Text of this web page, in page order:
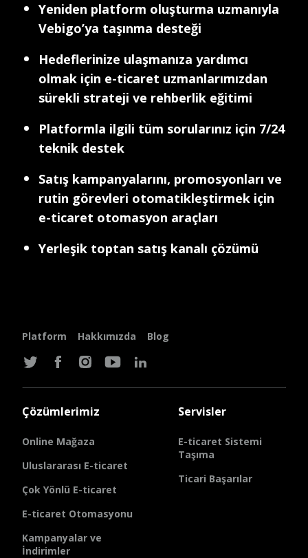
Yeniden platform oluşturma uzmanıyla
Vebigo’ya taşınma desteği
Hedeflerinize ulaşmanıza yardımcı
olmak için e-ticaret uzmanlarımızdan
sürekli strateji ve rehberlik eğitimi
Platformla ilgili tüm sorularınız için 7/24
teknik destek
Satış kampanyalarını, promosyonları ve
rutin görevleri otomatikleştirmek için
e-ticaret otomasyon araçları
Yerleşik toptan satış kanalı çözümü
Platform Hakkımızda Blog
Çözümlerimiz
Online Mağaza
Uluslararası E-ticaret
Çok Yönlü E-ticaret
E-ticaret Otomasyonu
Kampanyalar ve
İndirimler
Servisler
E-ticaret Sistemi
Taşıma
Ticari Başarılar